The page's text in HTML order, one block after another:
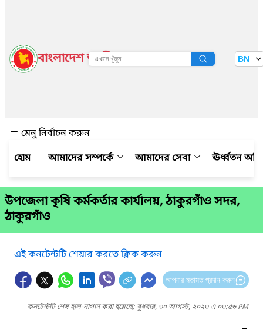
বাংলাদেশ জাতীয় তথ্য বাতায়ন BN
মেনু নির্বাচন করুন
আমাদের সম্পর্কে
আমাদের সেবা ঊর্ধ্বতন
উপজেলা কৃষি কর্মকর্তার কার্যালয়, ঠাকুরগাঁও সদর,
ঠাকুরগাঁও
এই কনটেন্টটি শেয়ার করতে ক্লিক করুন
আপনার মতামত প্রদান করুন
কনটেন্টটি শেষ হাল-নাগাদ করা হয়েছে: বুধবার, ৩০ আগস্ট, ২০২৩ এ ০৩:৫৬ PM